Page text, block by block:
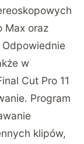
Max oraz
w
Cut Pro 11
Program
klipów,